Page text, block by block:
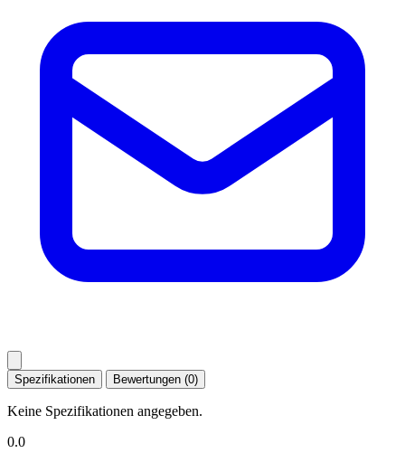
Spezifikationen Bewertungen (0)
Keine Spezifikationen angegeben.
0.0